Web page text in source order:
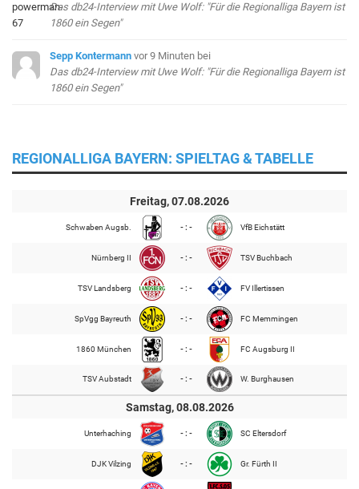
Das db24-Interview mit Uwe Wolf: "Für die Regionalliga Bayern ist
1860 ein Segen"
Sepp Kontermann vor 9 Minuten bei
Das db24-Interview mit Uwe Wolf: "Für die Regionalliga Bayern ist
1860 ein Segen"
REGIONALLIGA BAYERN: SPIELTAG & TABELLE
Freitag, 07.08.2026
Schwaben Augsb. - : - VfB Eichstätt
Nürnberg II - : - TSV Buchbach
TSV Landsberg - : - FV Illertissen
SpVgg Bayreuth - : - FC Memmingen
1860 München - : - FC Augsburg II
TSV Aubstadt - : - W. Burghausen
Samstag, 08.08.2026
Unterhaching - : - SC Eltersdorf
DJK Vilzing - : - Gr. Fürth II